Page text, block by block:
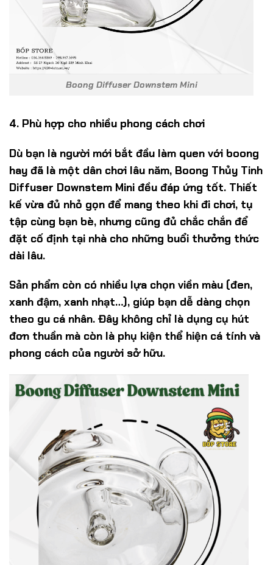
Boong Diffuser Downstem Mini
4. Phù hợp cho nhiều phong cách chơi
Dù bạn là người mới bắt đầu làm quen với boong
hay đã là một dân chơi lâu năm, Boong Thủy Tinh
Diffuser Downstem Mini đều đáp ứng tốt. Thiết
kế vừa đủ nhỏ gọn để mang theo khi đi chơi, tụ
tập cùng bạn bè, nhưng cũng đủ chắc chắn để
đặt cố định tại nhà cho những buổi thưởng thức
dài lâu.
Sản phẩm còn có nhiều lựa chọn viền màu (đen,
xanh đậm, xanh nhạt…), giúp bạn dễ dàng chọn
theo gu cá nhân. Đây không chỉ là dụng cụ hút
đơn thuần mà còn là phụ kiện thể hiện cá tính và
phong cách của người sở hữu.